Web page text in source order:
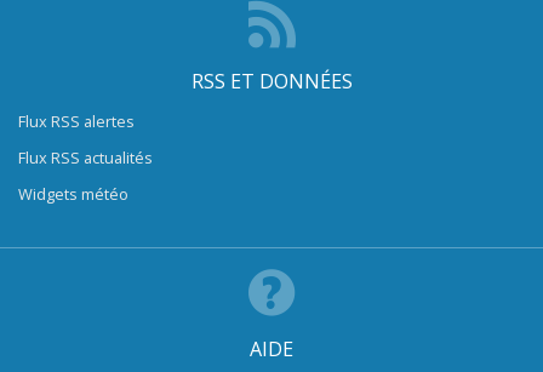
RSS ET DONNÉES
Flux RSS alertes
Flux RSS actualités
Widgets météo
AIDE